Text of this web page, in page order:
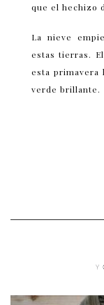
que el hechizo
La nieve
estas tierras.
esta primavera
verde brillante.